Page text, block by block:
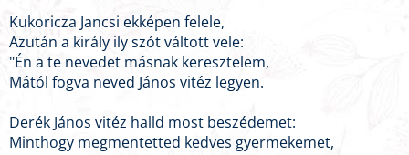
Kukoricza Jancsi ekképen felele,
Azután a király ily szót váltott vele:
"Én a te nevedet másnak keresztelem,
Mától fogva neved János vitéz legyen.
Derék János vitéz halld most beszédemet:
Minthogy megmentetted kedves gyermekemet,